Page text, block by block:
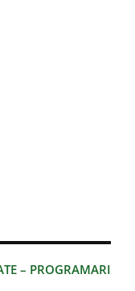
– PROGRAMARI